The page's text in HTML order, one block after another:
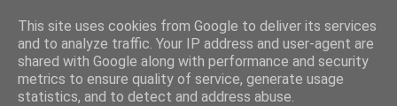
This site uses cookies from Google to deliver its services
and to analyze traffic. Your IP address and user-agent are
shared with Google along with performance and security
metrics to ensure quality of service, generate usage
statistics, and to detect and address abuse.
Geopalavras
canal800 clique ZapCanal